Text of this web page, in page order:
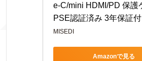
e-C/mini HDMI/PD 保護
PSE認証済み 3年保証付
MISEDI
Amazonで見る